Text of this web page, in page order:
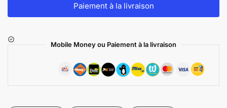
Paiement à la livraison
Mobile Money ou Paiement à la livraison